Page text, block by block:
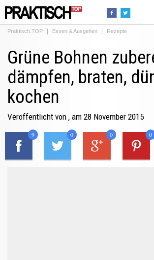
Praktisch.TOP Essen & Ausgehen Rezepte
Grüne Bohnen
dämpfen, braten,
kochen
Veröffentlicht von , am 28 November 2015
9 0 0 0